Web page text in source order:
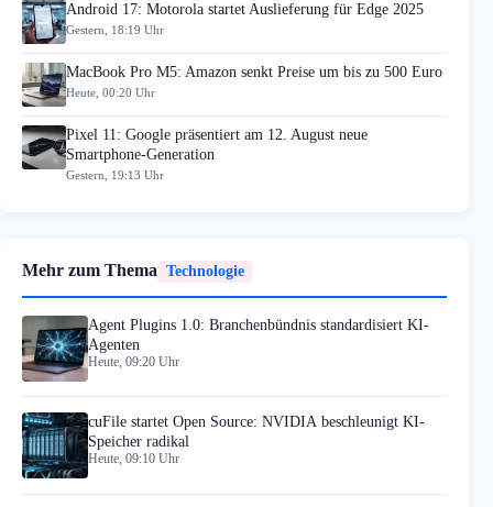
Android 17: Motorola startet Auslieferung für Edge 2025
Gestern, 18:19 Uhr
MacBook Pro M5: Amazon senkt Preise um bis zu 500 Euro
Heute, 00:20 Uhr
Pixel 11: Google präsentiert am 12. August neue
Smartphone-Generation
Gestern, 19:13 Uhr
Mehr zum Thema Technologie
Agent Plugins 1.0: Branchenbündnis standardisiert KI-
Agenten
Heute, 09:20 Uhr
cuFile startet Open Source: NVIDIA beschleunigt KI-
Speicher radikal
Heute, 09:10 Uhr